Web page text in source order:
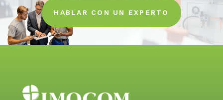
HABLAR CON UN EXPERTO